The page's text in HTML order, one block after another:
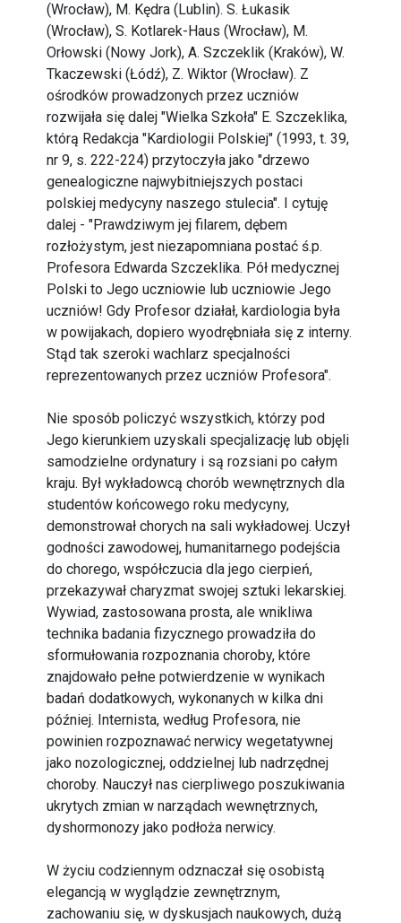
(Wrocław), M. Kędra (Lublin). S. Łukasik
(Wrocław), S. Kotlarek-Haus (Wrocław), M.
Orłowski (Nowy Jork), A. Szczeklik (Kraków), W.
Tkaczewski (Łódź), Z. Wiktor (Wrocław). Z
ośrodków prowadzonych przez uczniów
rozwijała się dalej "Wielka Szkoła" E. Szczeklika,
którą Redakcja "Kardiologii Polskiej" (1993, t. 39,
nr 9, s. 222-224) przytoczyła jako "drzewo
genealogiczne najwybitniejszych postaci
polskiej medycyny naszego stulecia". I cytuję
dalej - "Prawdziwym jej filarem, dębem
rozłożystym, jest niezapomniana postać ś.p.
Profesora Edwarda Szczeklika. Pół medycznej
Polski to Jego uczniowie lub uczniowie Jego
uczniów! Gdy Profesor działał, kardiologia była
w powijakach, dopiero wyodrębniała się z interny.
Stąd tak szeroki wachlarz specjalności
reprezentowanych przez uczniów Profesora".
Nie sposób policzyć wszystkich, którzy pod
Jego kierunkiem uzyskali specjalizację lub objęli
samodzielne ordynatury i są rozsiani po całym
kraju. Był wykładowcą chorób wewnętrznych dla
studentów końcowego roku medycyny,
demonstrował chorych na sali wykładowej. Uczył
godności zawodowej, humanitarnego podejścia
do chorego, współczucia dla jego cierpień,
przekazywał charyzmat swojej sztuki lekarskiej.
Wywiad, zastosowana prosta, ale wnikliwa
technika badania fizycznego prowadziła do
sformułowania rozpoznania choroby, które
znajdowało pełne potwierdzenie w wynikach
badań dodatkowych, wykonanych w kilka dni
później. Internista, według Profesora, nie
powinien rozpoznawać nerwicy wegetatywnej
jako nozologicznej, oddzielnej lub nadrzędnej
choroby. Nauczył nas cierpliwego poszukiwania
ukrytych zmian w narządach wewnętrznych,
dyshormonozy jako podłoża nerwicy.
W życiu codziennym odznaczał się osobistą
elegancją w wyglądzie zewnętrznym,
zachowaniu się, w dyskusjach naukowych, dużą